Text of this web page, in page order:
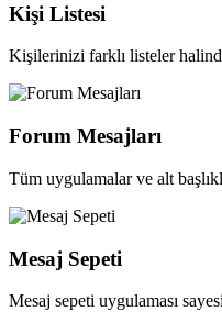
Kişi Listesi
Kişilerinizi farklı listeler
Forum Mesajları
Tüm uygulamalar ve alt
Mesaj Sepeti
Mesaj sepeti uygulaması